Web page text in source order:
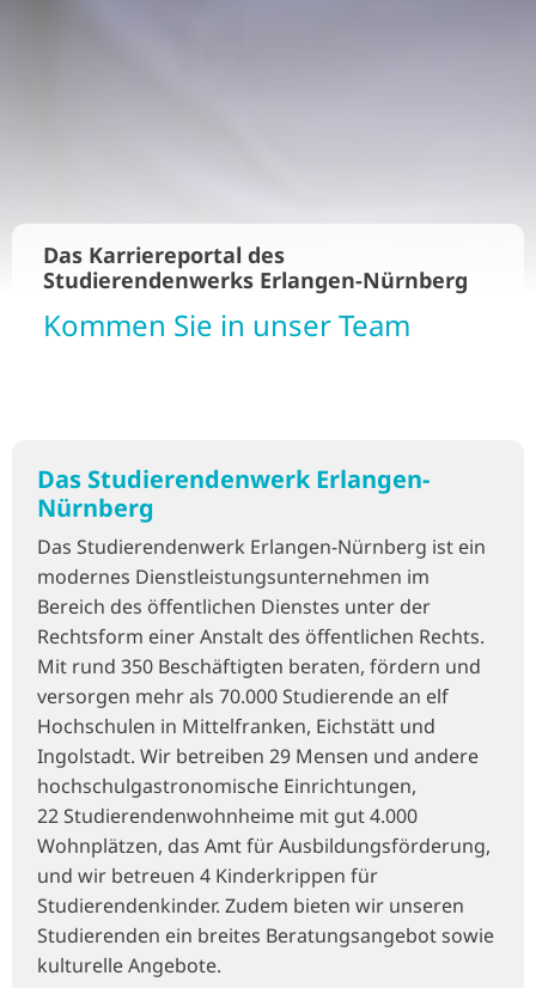
Das Karriereportal des
Studierendenwerks Erlangen-Nürnberg
Kommen Sie in unser Team
Das Studierendenwerk Erlangen-
Nürnberg
Das Studierendenwerk Erlangen-Nürnberg ist ein
modernes Dienstleistungsunternehmen im
Bereich des öffentlichen Dienstes unter der
Rechtsform einer Anstalt des öffentlichen Rechts.
Mit rund 350 Beschäftigten beraten, fördern und
versorgen mehr als 70.000 Studierende an elf
Hochschulen in Mittelfranken, Eichstätt und
Ingolstadt. Wir betreiben 29 Mensen und andere
hochschulgastronomische Einrichtungen,
22 Studierendenwohnheime mit gut 4.000
Wohnplätzen, das Amt für Ausbildungsförderung,
und wir betreuen 4 Kinderkrippen für
Studierendenkinder. Zudem bieten wir unseren
Studierenden ein breites Beratungsangebot sowie
kulturelle Angebote.